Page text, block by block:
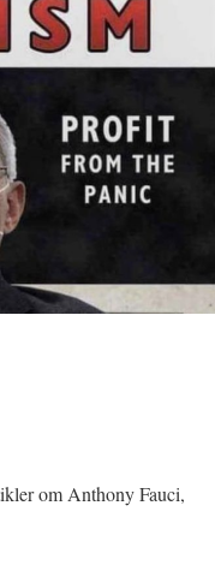
om Anthony Fauci,